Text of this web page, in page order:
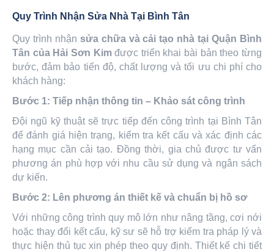
Quy Trình Nhận Sửa Nhà Tại Bình Tân
Quy trình nhận sửa chữa và cải tạo nhà tại Quận Bình
Tân của Hải Sơn Kimđược triển khai bài bản theo từng
bước, đảm bảo tiến độ, chất lượng và tối ưu chi phí cho
khách hàng:
Bước 1: Tiếp nhận thông tin – Khảo sát công trình
Đội ngũ kỹ thuật sẽ trực tiếp đến công trình tại Bình Tân
để đánh giá hiện trạng, kiểm tra kết cấu và xác định các
hạng mục cần cải tạo. Đồng thời, gia chủ được tư vấn
phương án phù hợp với nhu cầu sử dụng và ngân sách
dự kiến.
Bước 2: Lên phương án thiết kế và chuẩn bị hồ sơ
Với những công trình quy mô lớn như nâng tầng, cơi nới
hoặc thay đổi kết cấu, kỹ sư sẽ hỗ trợ kiểm tra pháp lý và
thực hiện thủ tục xin phép theo quy định. Thiết kế chi tiết